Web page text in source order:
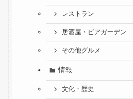
レストラン
居酒屋・ビアガーデン
その他グルメ
情報
文化・歴史